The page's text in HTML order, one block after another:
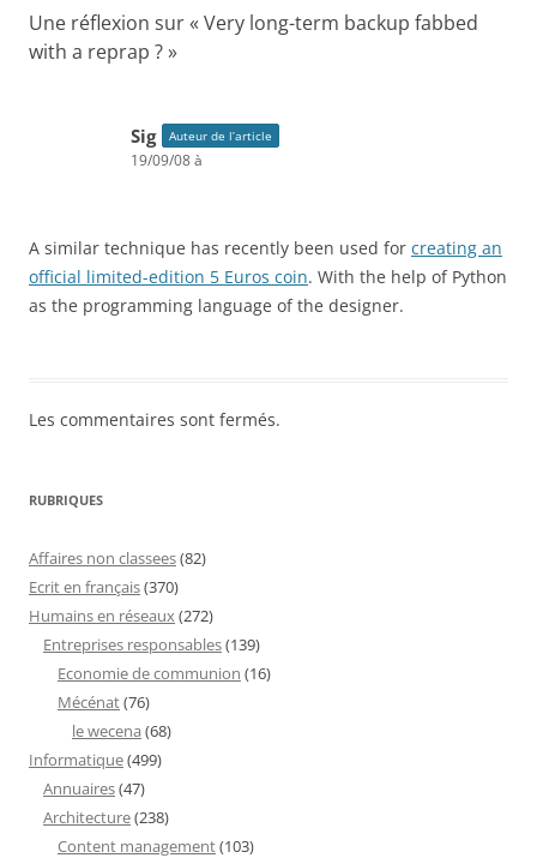
Une réflexion sur « Very long-term backup fabbed
with a reprap ?»
Sig Auteur de l’article
19/09/08 à
A similar technique has recently been used for creating an
official limited-edition 5 Euros coin. With the help of Python
as the programming language of the designer.
Les commentaires sont fermés.
RUBRIQUES
Affaires non classees(82)
Ecrit en français(370)
Humains en réseaux(272)
Entreprises responsables(139)
Economie de communion (16)
Mécénat(76)
le wecena (68)
Informatique(499)
Annuaires(47)
Architecture(238)
Content management(103)